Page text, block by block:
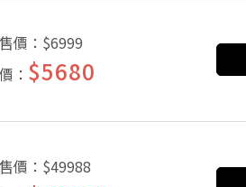
價： $6999
： $5680
價： $49988